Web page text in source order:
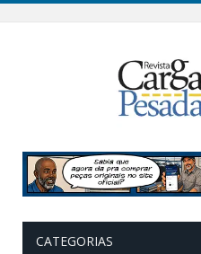
CATEGORIAS